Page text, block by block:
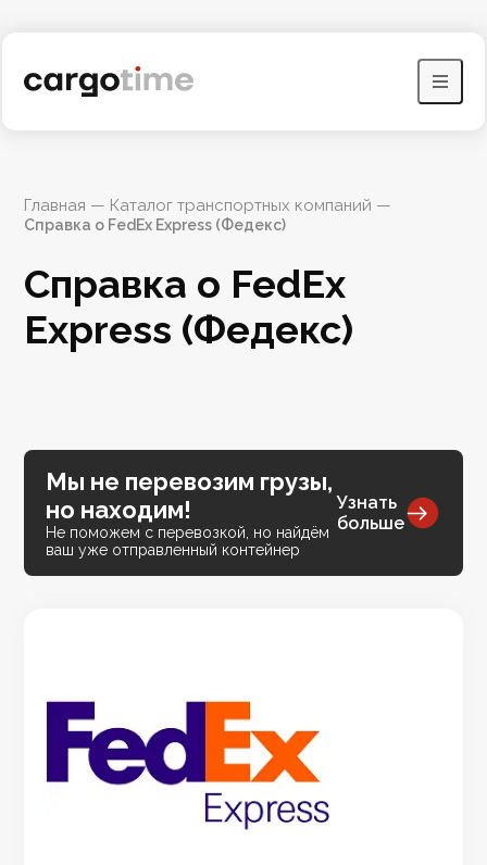
Главная — Каталог транспортных компаний —
Справка о FedEx Express (Федекс)
Справка о FedEx
Express (Федекс)
Мы не перевозим грузы,
но находим!
Не поможем с перевозкой, но найдём
ваш уже отправленный контейнер
Узнать
больше